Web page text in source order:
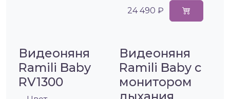
24 490 ₽
Видеоняня
Ramili Baby
RV1300
Видеоняня
Ramili Baby с
монитором